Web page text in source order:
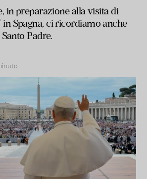
in preparazione alla visita di
in Spagna, ci ricordiamo anche
Padre.